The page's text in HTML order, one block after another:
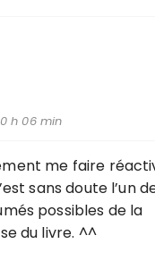
h 06 min
me faire
sans doute l’un
possibles de la
du livre. ^^